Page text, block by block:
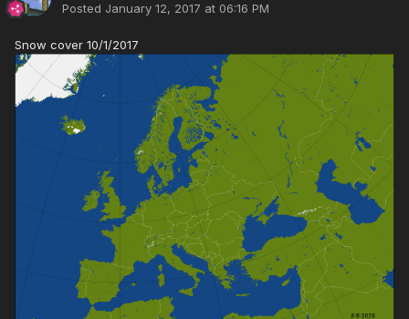
Posted January 12, 2017 at 06:16 PM
Snow cover 10/1/2017